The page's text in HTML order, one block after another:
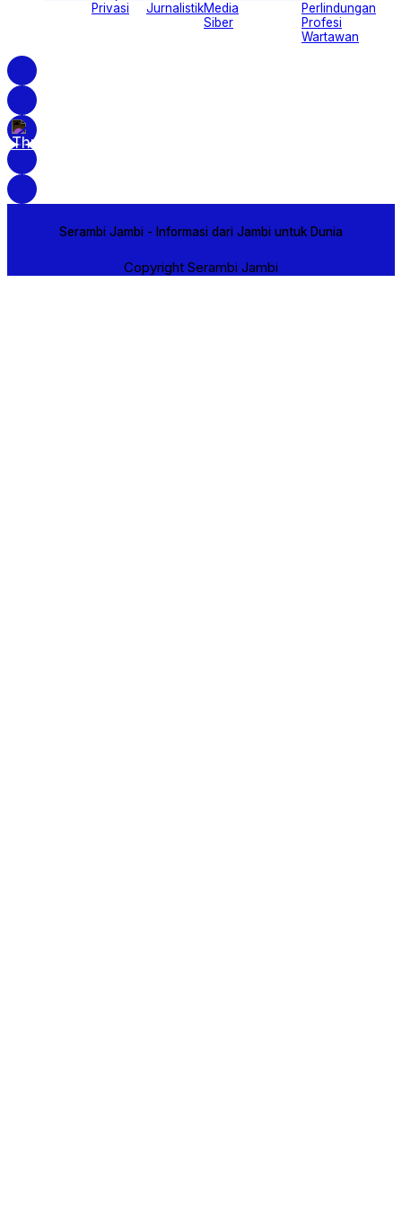
Privasi
JurnalistikMedia
Siber
Perlindungan
Profesi
Wartawan
Serambi Jambi - Informasi dari Jambi untuk Dunia
Copyright Serambi Jambi